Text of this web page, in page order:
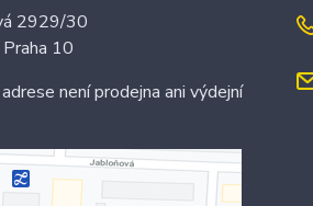
2929/30
10
není prodejna ani výdejní